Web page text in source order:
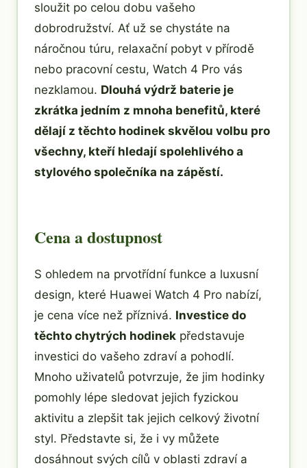
sloužit po celou dobu vašeho
dobrodružství. Ať už se chystáte na
náročnou túru, relaxační pobyt v přírodě
nebo pracovní cestu, Watch 4 Pro vás
nezklamou. Dlouhá výdrž baterie je
zkrátka jedním z mnoha benefitů, které
dělají z těchto hodinek skvělou volbu pro
všechny, kteří hledají spolehlivého a
stylového společníka na zápěstí.
Cena a dostupnost
S ohledem na prvotřídní funkce a luxusní
design, které Huawei Watch 4 Pro nabízí,
je cena více než příznivá. Investice do
těchto chytrých hodinek představuje
investici do vašeho zdraví a pohodlí.
Mnoho uživatelů potvrzuje, že jim hodinky
pomohly lépe sledovat jejich fyzickou
aktivitu a zlepšit tak jejich celkový životní
styl. Představte si, že i vy můžete
dosáhnout svých cílů v oblasti zdraví a